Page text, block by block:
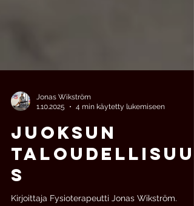
1.10.2025
4 min käytetty lukemiseen
Juoksun
taloudellisuu
s